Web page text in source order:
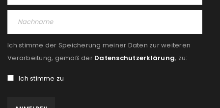
Ich stimme der Speicherung meiner Daten zur weiteren
Verarbeitung, gemäß der Datenschutzerklärung, zu:
Ich stimme zu